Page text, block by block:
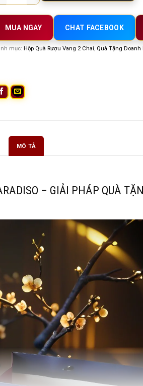
MUA NGAY CHAT FACEBOOK
mục: Hộp Quà Rượu Vang 2 Chai Quà Tặng Doanh
MÔ TẢ
– GIẢI PHÁP QUÀ